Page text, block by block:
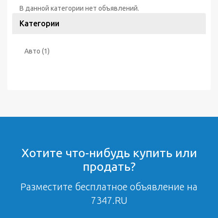
В данной категории нет объявлений.
Категории
Авто (1)
Хотите что-нибудь купить или
продать?
Разместите бесплатное объявление на
7347.RU